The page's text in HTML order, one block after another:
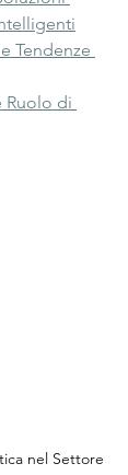
Tendenze
Ruolo di
nel Settore